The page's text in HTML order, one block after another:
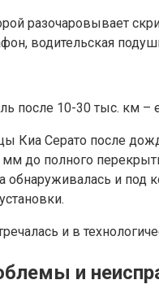
разочаровывает
водительская
после 10-30 тыс. км –
Киа Серато после
мм до полного
и под
и в
и